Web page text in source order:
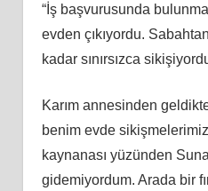
“İş başvurusunda
evden çıkıyordu.
kadar sınırsızca
Karım annesinden
benim evde
kaynanası yüzünden
gidemiyordum. Arada bir